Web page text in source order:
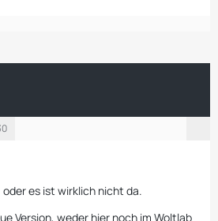
es ist wirklich nicht da.
Version, weder hier noch im Woltlab